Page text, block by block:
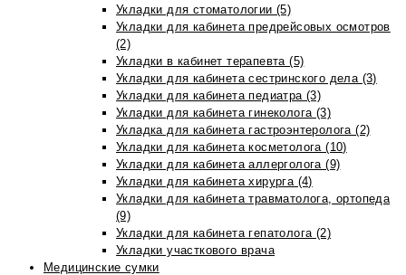
Укладки для стоматологии (5)
Укладки для кабинета предрейсовых осмотров
(2)
Укладки в кабинет терапевта (5)
Укладки для кабинета сестринского дела (3)
Укладки для кабинета педиатра (3)
Укладки для кабинета гинеколога (3)
Укладка для кабинета гастроэнтеролога (2)
Укладки для кабинета косметолога (10)
Укладки для кабинета аллерголога (9)
Укладки для кабинета хирурга (4)
Укладки для кабинета травматолога, ортопеда
(9)
Укладки для кабинета гепатолога (2)
Укладки участкового врача
Медицинские сумки